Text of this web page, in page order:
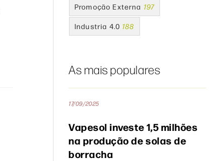
Promoção Externa 197
Industria 4.0 188
As mais populares
17/09/2025
Vapesol investe 1,5 milhões
na produção de solas de
borracha